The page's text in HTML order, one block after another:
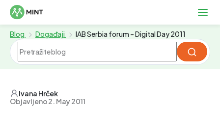
Blog Događaji IAB Serbia forum – Digital Day 2011
Ivana Hrček
Objavljeno 2. May 2011